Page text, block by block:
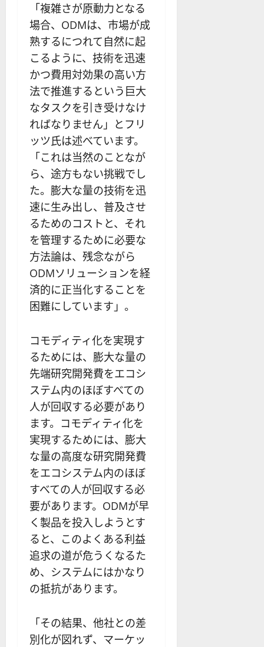
「複雑さが原動力となる
場合、ODMは、市場が成
熟するにつれて自然に起
こるように、技術を迅速
かつ費用対効果の高い方
法で推進するという巨大
なタスクを引き受けなけ
ればなりません」とフリ
ッツ氏は述べています。
「これは当然のことなが
ら、途方もない挑戦でし
た。膨大な量の技術を迅
速に生み出し、普及させ
るためのコストと、それ
を管理するために必要な
方法論は、残念ながら
ODMソリューションを経
済的に正当化することを
困難にしています」。
コモディティ化を実現す
るためには、膨大な量の
先端研究開発費をエコシ
ステム内のほぼすべての
人が回収する必要があり
ます。コモディティ化を
実現するためには、膨大
な量の高度な研究開発費
をエコシステム内のほぼ
すべての人が回収する必
要があります。ODMが早
く製品を投入しようとす
ると、このよくある利益
追求の道が危うくなるた
め、システムにはかなり
の抵抗があります。
「その結果、他社との差
別化が図れず、マーケッ